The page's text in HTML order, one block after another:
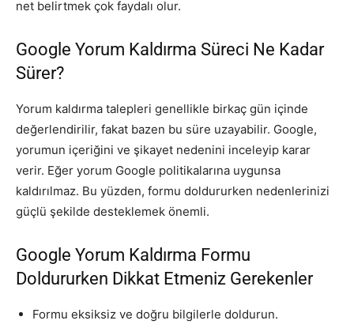
net belirtmek çok faydalı olur.
Google Yorum Kaldırma Süreci Ne Kadar
Sürer?
Yorum kaldırma talepleri genellikle birkaç gün içinde
değerlendirilir, fakat bazen bu süre uzayabilir. Google,
yorumun içeriğini ve şikayet nedenini inceleyip karar
verir. Eğer yorum Google politikalarına uygunsa
kaldırılmaz. Bu yüzden, formu doldururken nedenlerinizi
güçlü şekilde desteklemek önemli.
Google Yorum Kaldırma Formu
Doldururken Dikkat Etmeniz Gerekenler
Formu eksiksiz ve doğru bilgilerle doldurun.